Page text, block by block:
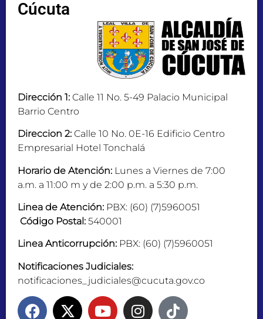
Cúcuta
Dirección 1: Calle 11 No. 5-49 Palacio Municipal
Barrio Centro
Direccion 2: Calle 10 No. 0E-16 Edificio Centro
Empresarial Hotel Tonchalá
Horario de Atención: Lunes a Viernes de 7:00
a.m. a 11:00 m y de 2:00 p.m. a 5:30 p.m.
Linea de Atención: PBX: (60) (7)5960051
Código Postal: 540001
Linea Anticorrupción: PBX: (60) (7)5960051
Notificaciones Judiciales:
notificaciones_judiciales@cucuta.gov.co